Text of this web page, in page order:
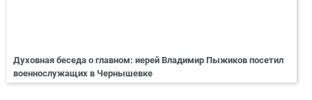
Духовная беседа о главном: иерей Владимир Пыжиков посетил
военнослужащих в Чернышевке